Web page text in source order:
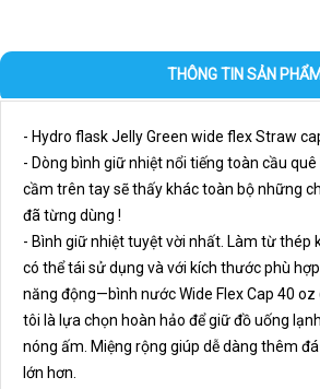
THÔNG TIN SẢN PHẨM
- Hydro flask Jelly Green wide flex Straw
- Dòng bình giữ nhiệt nổi tiếng toàn cầu
cầm trên tay sẽ thấy khác toàn bộ những
đã từng dùng !
- Bình giữ nhiệt tuyệt vời nhất. Làm từ thép
có thể tái sử dụng và với kích thước phù
năng động—bình nước Wide Flex Cap 40
tôi là lựa chọn hoàn hảo để giữ đồ uống
nóng ấm. Miệng rộng giúp dễ dàng thêm
lớn hơn.